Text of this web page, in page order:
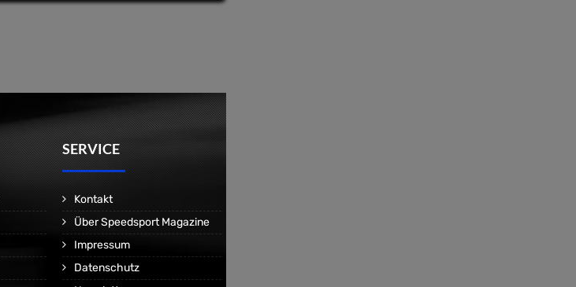
SERVICE
Kontakt
Über Speedsport Magazine
Impressum
Datenschutz